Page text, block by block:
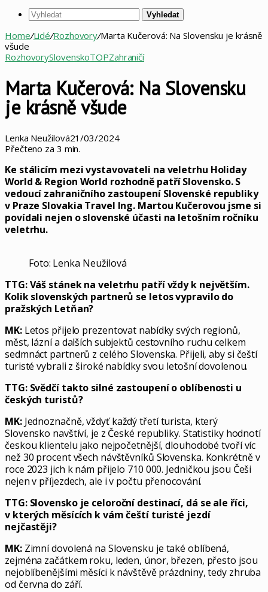
Vyhledat
Home/Lidé/Rozhovory/Marta Kučerová: Na Slovensku je krásně
všude
RozhovorySlovenskoTOPZahraničí
Marta Kučerová: Na Slovensku
je krásně všude
Lenka Neužilová21/03/2024
Přečteno za 3 min.
Ke stálicím mezi vystavovateli na veletrhu Holiday
World & Region World rozhodně patří Slovensko. S
vedoucí zahraničního zastoupení Slovenské republiky
v Praze Slovakia Travel Ing. Martou Kučerovou jsme si
povídali nejen o slovenské účasti na letošním ročníku
veletrhu.
Foto: Lenka Neužilová
TTG: Váš stánek na veletrhu patří vždy k největším.
Kolik slovenských partnerů se letos vypravilo do
pražských Letňan?
MK:Letos přijelo prezentovat nabídky svých regionů,
měst, lázní a dalších subjektů cestovního ruchu celkem
sedmnáct partnerů z celého Slovenska. Přijeli, aby si čeští
turisté vybrali z široké nabídky svou letošní dovolenou.
TTG: Svědčí takto silné zastoupení o oblíbenosti u
českých turistů?
MK:Jednoznačně, vždyť každý třetí turista, který
Slovensko navštíví, je z České republiky. Statistiky hodnotí
českou klientelu jako nejpočetnější, dlouhodobé tvoří víc
než 30 procent všech návštěvníků Slovenska. Konkrétně v
roce 2023 jich k nám přijelo 710 000. Jedničkou jsou Češi
nejen v příjezdech, ale i v počtu přenocování.
TTG: Slovensko je celoroční destinací, dá se ale říci,
v kterých měsících k vám čeští turisté jezdí
nejčastěji?
MK:Zimní dovolená na Slovensku je také oblíbená,
zejména začátkem roku, leden, únor, březen, přesto jsou
nejoblíbenějšími měsíci k návštěvě prázdniny, tedy zhruba
od června do září.